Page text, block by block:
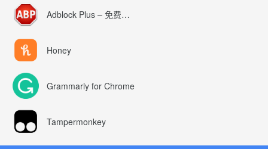
Adblock Plus – 免费的广告拦截器
Honey
Grammarly for Chrome
Tampermonkey